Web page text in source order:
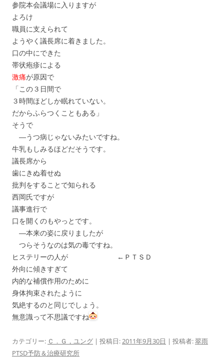
参院本会議場に入りますが
よろけ
職員に支えられて
ようやく議長席に着きました。
口の中にできた
帯状疱疹による
激痛が原因で
「この３日間で
３時間ほどしか眠れていない。
だからふらつくこともある」
そうで
―うつ病じゃないみたいですね。
牛乳もしみるほどだそうです。
議長席から
歯にきぬ着せぬ
批判をすることで知られる
西岡氏ですが
議事進行で
口を開くのもやっとです。
―本来の姿に戻りましたが
つらそうなのは気の毒ですね。
ヒステリーの人が ←ＰＴＳＤ
外向に傾きすぎて
内的な補償作用のために
身体拘束されたように
気絶するのと同じでしょう。
無意識って不思議ですね
カテゴリー: Ｃ．Ｇ，ユング | 投稿日:2011年9月30日 | 投稿者:翠雨
PTSD予防＆治療研究所